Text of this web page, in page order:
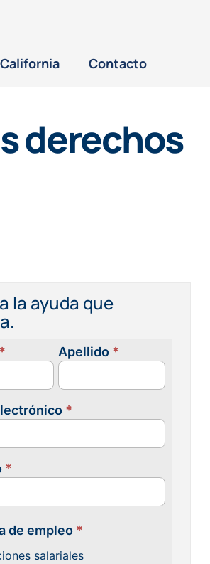
Contacto
derechos
la ayuda que
* Apellido *
*
*
de empleo *
salariales